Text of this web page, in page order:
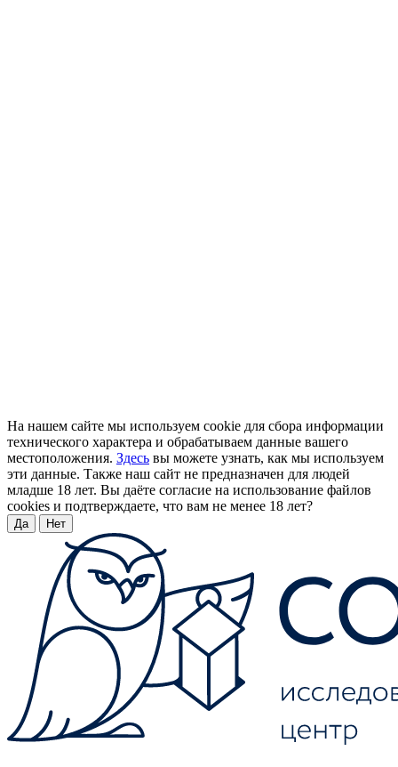
На нашем сайте мы используем cookie для сбора информации
технического характера и обрабатываем данные вашего
местоположения. Здесь вы можете узнать, как мы используем
эти данные. Также наш сайт не предназначен для людей
младше 18 лет. Вы даёте согласие на использование файлов
cookies и подтверждаете, что вам не менее 18 лет?
Да Нет